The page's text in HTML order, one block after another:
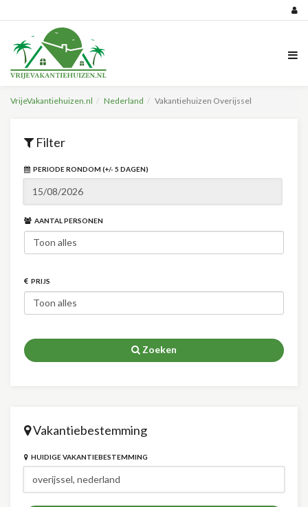
VrijeVakantiehuizen.nl Nederland Vakantiehuizen Overijssel
Filter
PERIODE RONDOM (+/- 5 DAGEN)
AANTAL PERSONEN
PRIJS
Zoeken
Vakantiebestemming
HUIDIGE VAKANTIEBESTEMMING